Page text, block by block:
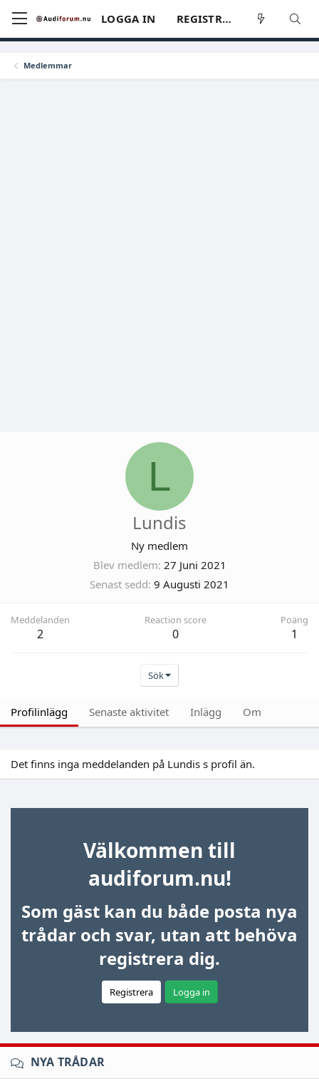
LOGGA IN REGISTRERA
Medlemmar
L
Lundis
Ny medlem
Blev medlem 27 Juni 2021
Senast sedd 9 Augusti 2021
Meddelanden
2
Reaction score
0
Poäng
1
Sök
Profilinlägg Senaste aktivitet Inlägg Om
Det finns inga meddelanden på Lundis s profil än.
Välkommen till
audiforum.nu!
Som gäst kan du både posta nya
trådar och svar, utan att behöva
registrera dig.
Registrera Logga in
NYA TRÅDAR